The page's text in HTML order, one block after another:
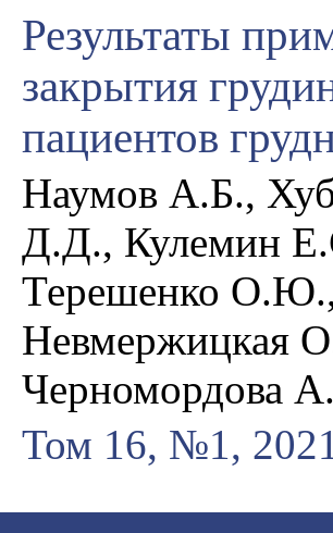
Результаты
закрытия
пациентов
Наумов А.Б.,
Д.Д., Кулемин
Терешенко
Невмержицкая
Черномордова
Том 16, №1,